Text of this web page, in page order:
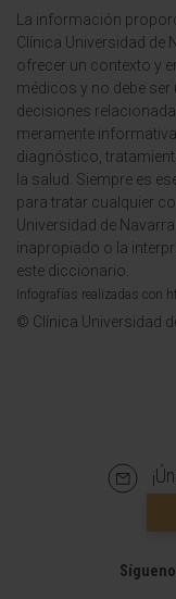
La información
Clínica Universidad de
ofrecer un contexto y
médicos y no debe
decisiones
meramente
diagnóstico,
la salud. Siempre es
para tratar cualquier
Universidad de
inapropiado o la
este diccionario.
Infografías realizadas con
© Clínica Universidad